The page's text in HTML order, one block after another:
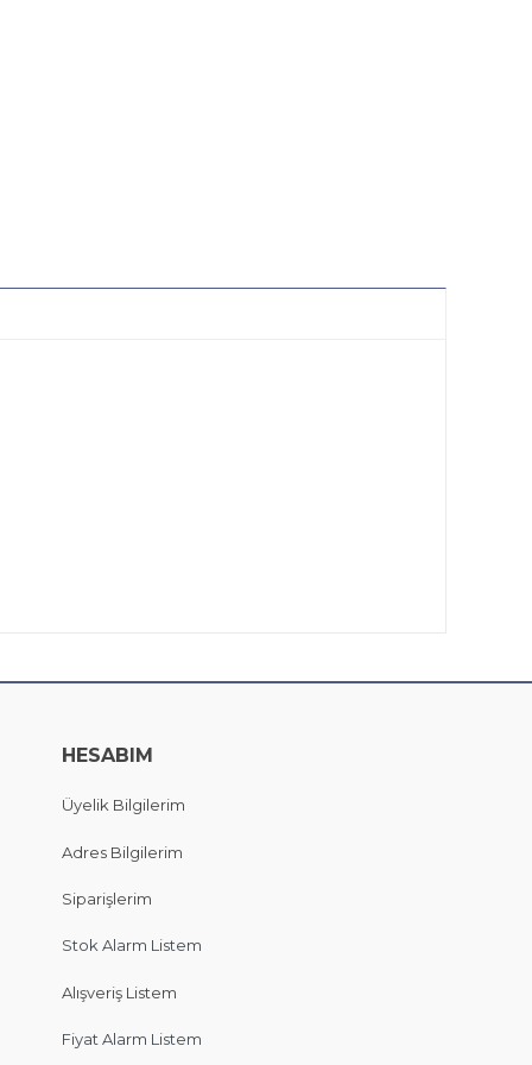
HESABIM
Üyelik Bilgilerim
Adres Bilgilerim
Siparişlerim
Stok Alarm Listem
Alışveriş Listem
Fiyat Alarm Listem